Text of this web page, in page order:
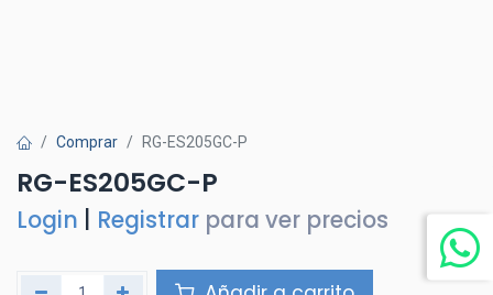
Comprar RG-ES205GC-P
RG-ES205GC-P
Login Registrar para ver precios